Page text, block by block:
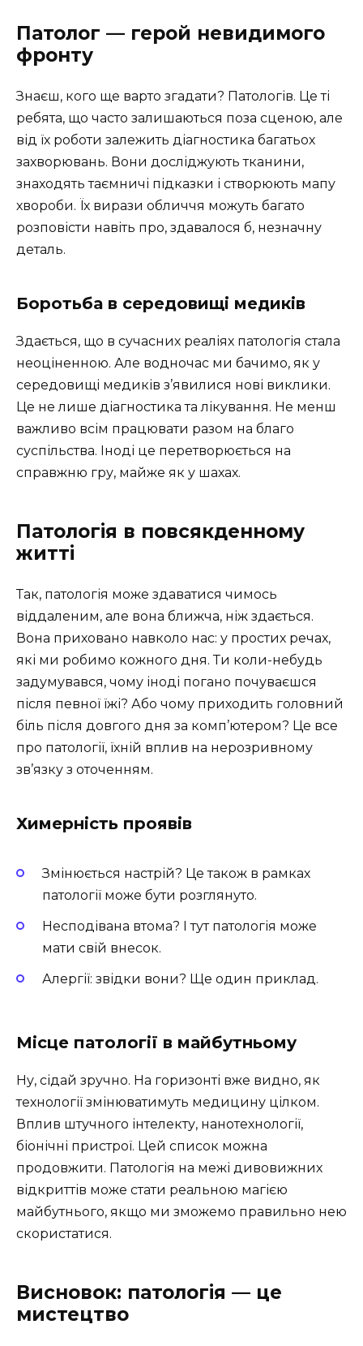
Патолог — герой невидимого
фронту
Знаєш, кого ще варто згадати? Патологів. Це ті
ребята, що часто залишаються поза сценою, але
від їх роботи залежить діагностика багатьох
захворювань. Вони досліджують тканини,
знаходять таємничі підказки і створюють мапу
хвороби. Їх вирази обличчя можуть багато
розповісти навіть про, здавалося б, незначну
деталь.
Боротьба в середовищі медиків
Здається, що в сучасних реаліях патологія стала
неоціненною. Але водночас ми бачимо, як у
середовищі медиків з’явилися нові виклики.
Це не лише діагностика та лікування. Не менш
важливо всім працювати разом на благо
суспільства. Іноді це перетворюється на
справжню гру, майже як у шахах.
Патологія в повсякденному
житті
Так, патологія може здаватися чимось
віддаленим, але вона ближча, ніж здається.
Вона приховано навколо нас: у простих речах,
які ми робимо кожного дня. Ти коли-небудь
задумувався, чому іноді погано почуваєшся
після певної їжі? Або чому приходить головний
біль після довгого дня за комп’ютером? Це все
про патології, їхній вплив на нерозривному
зв’язку з оточенням.
Химерність проявів
Змінюється настрій? Це також в рамках
патології може бути розглянуто.
Несподівана втома? І тут патологія може
мати свій внесок.
Алергії: звідки вони? Ще один приклад.
Місце патології в майбутньому
Ну, сідай зручно. На горизонті вже видно, як
технології змінюватимуть медицину цілком.
Вплив штучного інтелекту, нанотехнології,
біонічні пристрої. Цей список можна
продовжити. Патологія на межі дивовижних
відкриттів може стати реальною магією
майбутнього, якщо ми зможемо правильно нею
скористатися.
Висновок: патологія — це
мистецтво